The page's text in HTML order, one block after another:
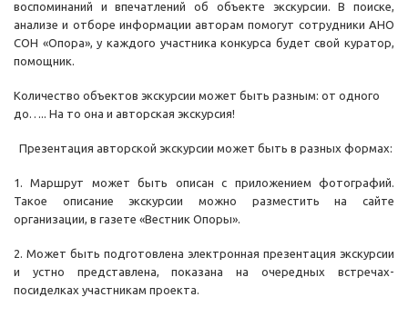
воспоминаний и впечатлений об объекте экскурсии. В поиске,
анализе и отборе информации авторам помогут сотрудники АНО
СОН «Опора», у каждого участника конкурса будет свой куратор,
помощник.
Количество объектов экскурсии может быть разным: от одного
до….. На то она и авторская экскурсия!
Презентация авторской экскурсии может быть в разных формах:
1. Маршрут может быть описан с приложением фотографий.
Такое описание экскурсии можно разместить на сайте
организации, в газете «Вестник Опоры».
2. Может быть подготовлена электронная презентация экскурсии
и устно представлена, показана на очередных встречах-
посиделках участникам проекта.